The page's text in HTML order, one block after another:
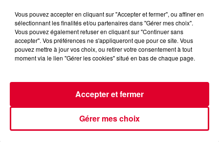
Festival australien
Crédit :ChatGPT
Galles du Sud a lancé un programme de prévention des
drogues en milieu festif qui va durer toute l’année 2025.
Alors que la saison des festivals bat son plein en Australie,
Vous pouvez accepter en cliquant sur "Accepter et fermer", ou affiner en
sélectionnant les finalités et/ou partenaires dans "Gérer mes choix".
Vous pouvez également refuser en cliquant sur "Continuer sans
accepter". Vos préférences ne s'appliqueront que pour ce site. Vous
pouvez mettre à jour vos choix, ou retirer votre consentement à tout
moment via le lien "Gérer les cookies" situé en bas de chaque page.
Gérer mes choix
Accepter et fermer